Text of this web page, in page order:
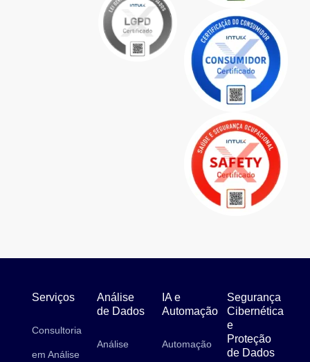
Serviços
Consultoria
em Análise
Análise
de Dados
Análise
IA e
Automação
Automação
Segurança
Cibernética
e
Proteção
de Dados